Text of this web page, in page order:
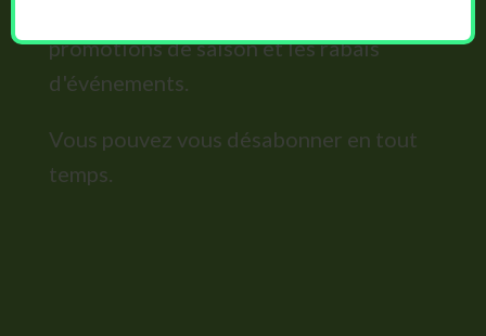
promotions de saison et les rabais
d'événements.
Vous pouvez vous désabonner en tout
temps.